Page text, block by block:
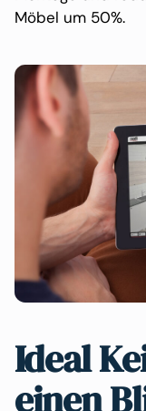
Möbel um 50%.
Ideal
einen